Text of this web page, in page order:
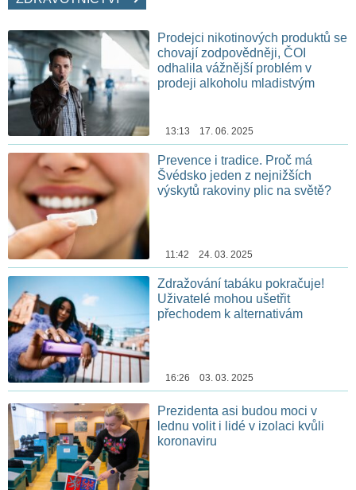
Prodejci nikotinových produktů se
chovají zodpovědněji, ČOI
odhalila vážnější problém v
prodeji alkoholu mladistvým
13:13 17. 06. 2025
Prevence i tradice. Proč má
Švédsko jeden z nejnižších
výskytů rakoviny plic na světě?
11:42 24. 03. 2025
Zdražování tabáku pokračuje!
Uživatelé mohou ušetřit
přechodem k alternativám
16:26 03. 03. 2025
Prezidenta asi budou moci v
lednu volit i lidé v izolaci kvůli
koronaviru